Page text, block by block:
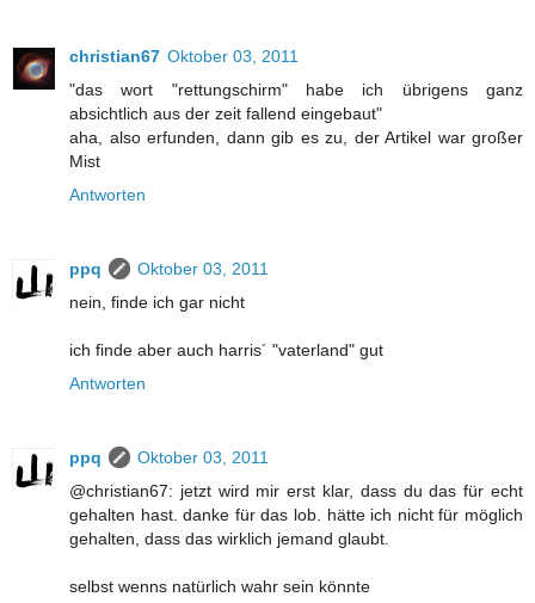
christian67 Oktober 03, 2011
"das wort "rettungschirm" habe ich übrigens ganz
absichtlich aus der zeit fallend eingebaut"
aha, also erfunden, dann gib es zu, der Artikel war großer
Mist
Antworten
ppq
Oktober 03, 2011
nein, finde ich gar nicht
ich finde aber auch harris´ "vaterland" gut
Antworten
ppq
Oktober 03, 2011
@christian67: jetzt wird mir erst klar, dass du das für echt
gehalten hast. danke für das lob. hätte ich nicht für möglich
gehalten, dass das wirklich jemand glaubt.
selbst wenns natürlich wahr sein könnte